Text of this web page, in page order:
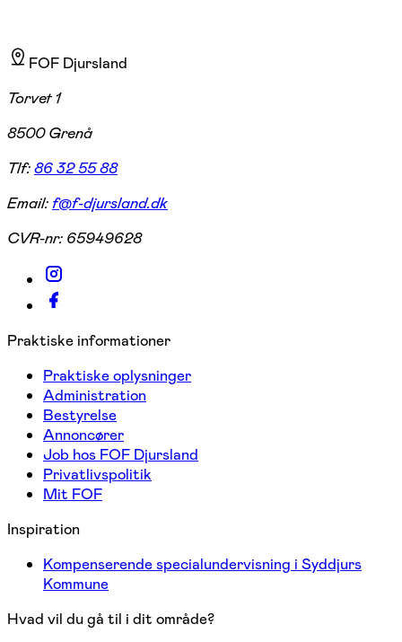
FOF Djursland
Torvet 1
8500 Grenå
Tlf:86 32 55 88
Email:f@f-djursland.dk
CVR-nr: 65949628
Praktiske informationer
Praktiske oplysninger
Administration
Bestyrelse
Annoncører
Job hos FOF Djursland
Privatlivspolitik
Mit FOF
Inspiration
Kompenserende specialundervisning i Syddjurs
Kommune
Hvad vil du gå til i dit område?